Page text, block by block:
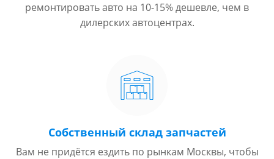
ремонтировать авто на 10-15% дешевле, чем в
дилерских автоцентрах.
Собственный склад запчастей
Вам не придётся ездить по рынкам Москвы, чтобы